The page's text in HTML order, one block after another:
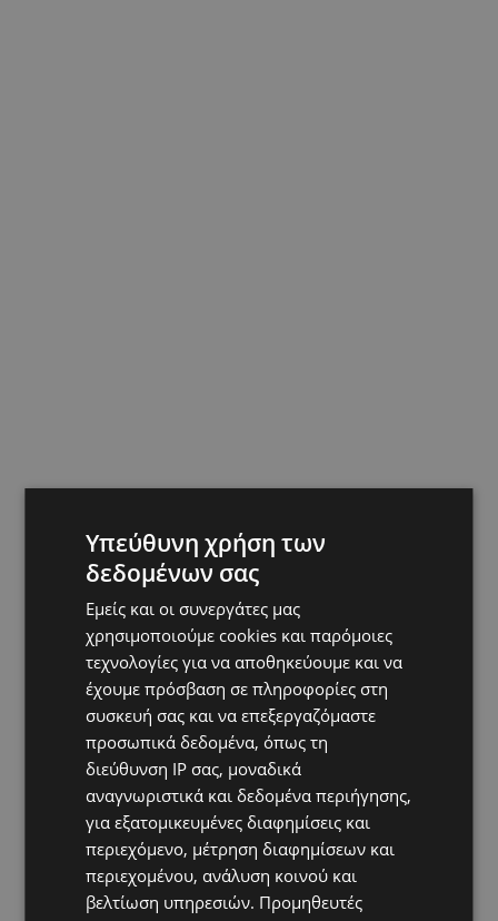
Υπεύθυνη χρήση των
δεδομένων σας
Εμείς και οι συνεργάτες μας
χρησιμοποιούμε cookies και παρόμοιες
τεχνολογίες για να αποθηκεύουμε και να
έχουμε πρόσβαση σε πληροφορίες στη
συσκευή σας και να επεξεργαζόμαστε
προσωπικά δεδομένα, όπως τη
διεύθυνση IP σας, μοναδικά
αναγνωριστικά και δεδομένα περιήγησης,
για εξατομικευμένες διαφημίσεις και
περιεχόμενο, μέτρηση διαφημίσεων και
περιεχομένου, ανάλυση κοινού και
βελτίωση υπηρεσιών. Προμηθευτές